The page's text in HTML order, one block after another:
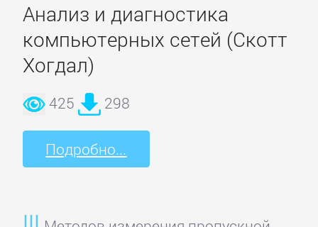
Анализ и диагностика
компьютерных сетей (Скотт
Хогдал)
425 298
Подробно...
Контакт
Карта
сайта
БИЗНЕС